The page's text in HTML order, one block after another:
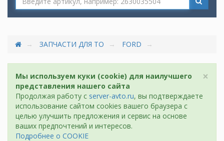
ЗАПЧАСТИ ДЛЯ ТО FORD
×
Мы используем куки (cookie) для наилучшего
представления нашего сайта
Продолжая работу с server-avto.ru, вы подтверждаете
использование сайтом cookies вашего браузера с
целью улучшить предложения и сервис на основе
ваших предпочтений и интересов.
Подробнее о COOKIE